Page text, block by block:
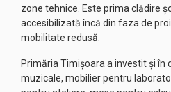
zone tehnice. Este prima clădire
accesibilizată încă din faza de
mobilitate redusă.
Primăria Timișoara a investit și în
muzicale, mobilier pentru